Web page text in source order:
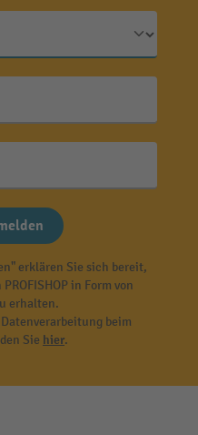
erklären Sie sich bereit,
in Form von
erhalten.
beim
Sie hier.